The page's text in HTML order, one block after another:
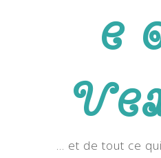
e
… et de tout ce